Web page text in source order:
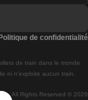
All Rights Reserved © 2026
de train dans le monde
ni n'exploite aucun train.
Politique de confidentialité